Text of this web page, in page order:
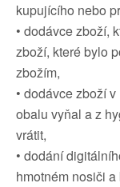
kupujícího nebo
• dodávce zboží,
zboží, které bylo
zbožím,
• dodávce zboží
obalu vyňal a z
vrátit,
• dodání
hmotném nosiči